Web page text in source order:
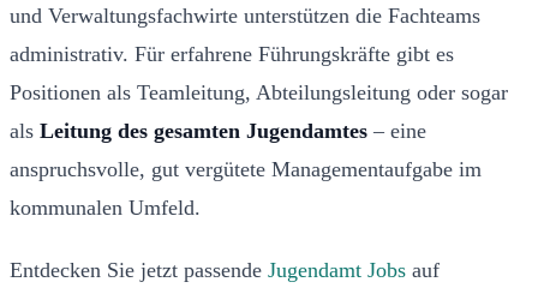
und Verwaltungsfachwirte unterstützen die Fachteams
administrativ. Für erfahrene Führungskräfte gibt es
Positionen als Teamleitung, Abteilungsleitung oder sogar
als Leitung des gesamten Jugendamtes – eine
anspruchsvolle, gut vergütete Managementaufgabe im
kommunalen Umfeld.
Entdecken Sie jetzt passende Jugendamt Jobs auf